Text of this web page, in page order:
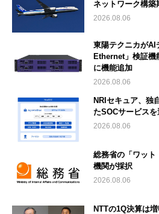
ネットワーク構築
2026.08.06
東陽テクニカがAI
Ethernet」検証機
に機能追加
2026.08.06
NRIセキュア、独
たSOCサービス
2026.08.06
総務省の「ワット
機関が採択
2026.08.06
NTTの1Q決算は